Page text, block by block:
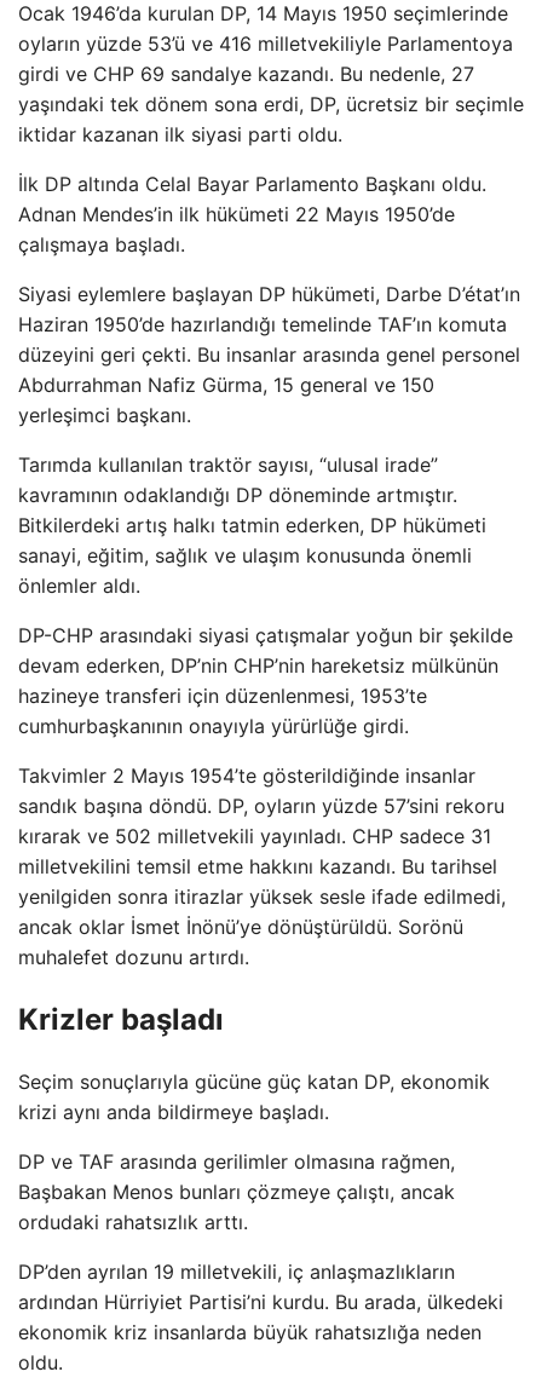
Ocak 1946’da kurulan DP, 14 Mayıs 1950 seçimlerinde
oyların yüzde 53’ü ve 416 milletvekiliyle Parlamentoya
girdi ve CHP 69 sandalye kazandı. Bu nedenle, 27
yaşındaki tek dönem sona erdi, DP, ücretsiz bir seçimle
iktidar kazanan ilk siyasi parti oldu.
İlk DP altında Celal Bayar Parlamento Başkanı oldu.
Adnan Mendes’in ilk hükümeti 22 Mayıs 1950’de
çalışmaya başladı.
Siyasi eylemlere başlayan DP hükümeti, Darbe D’état’ın
Haziran 1950’de hazırlandığı temelinde TAF’ın komuta
düzeyini geri çekti. Bu insanlar arasında genel personel
Abdurrahman Nafiz Gürma, 15 general ve 150
yerleşimci başkanı.
Tarımda kullanılan traktör sayısı, “ulusal irade”
kavramının odaklandığı DP döneminde artmıştır.
Bitkilerdeki artış halkı tatmin ederken, DP hükümeti
sanayi, eğitim, sağlık ve ulaşım konusunda önemli
önlemler aldı.
DP-CHP arasındaki siyasi çatışmalar yoğun bir şekilde
devam ederken, DP’nin CHP’nin hareketsiz mülkünün
hazineye transferi için düzenlenmesi, 1953’te
cumhurbaşkanının onayıyla yürürlüğe girdi.
Takvimler 2 Mayıs 1954’te gösterildiğinde insanlar
sandık başına döndü. DP, oyların yüzde 57’sini rekoru
kırarak ve 502 milletvekili yayınladı. CHP sadece 31
milletvekilini temsil etme hakkını kazandı. Bu tarihsel
yenilgiden sonra itirazlar yüksek sesle ifade edilmedi,
ancak oklar İsmet İnönü’ye dönüştürüldü. Sorönü
muhalefet dozunu artırdı.
Krizler başladı
Seçim sonuçlarıyla gücüne güç katan DP, ekonomik
krizi aynı anda bildirmeye başladı.
DP ve TAF arasında gerilimler olmasına rağmen,
Başbakan Menos bunları çözmeye çalıştı, ancak
ordudaki rahatsızlık arttı.
DP’den ayrılan 19 milletvekili, iç anlaşmazlıkların
ardından Hürriyiet Partisi’ni kurdu. Bu arada, ülkedeki
ekonomik kriz insanlarda büyük rahatsızlığa neden
oldu.